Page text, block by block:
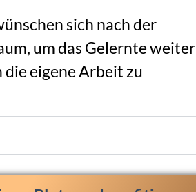
sich nach der
um das Gelernte weiter
eigene Arbeit zu